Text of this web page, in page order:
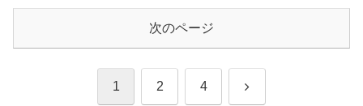
次のページ
1 2 4 次